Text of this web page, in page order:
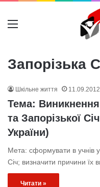
Меню
Запорізька
Шкільне життя 11.09.2012
Тема: Виникнення
та Запорізької
України)
Мета: сформувати в учнів
Січ; визначити причини їх
Читати »